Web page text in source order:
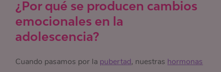
¿Por qué se producen cambios
emocionales en la
adolescencia?
Cuando pasamos por la pubertad, nuestras hormonas